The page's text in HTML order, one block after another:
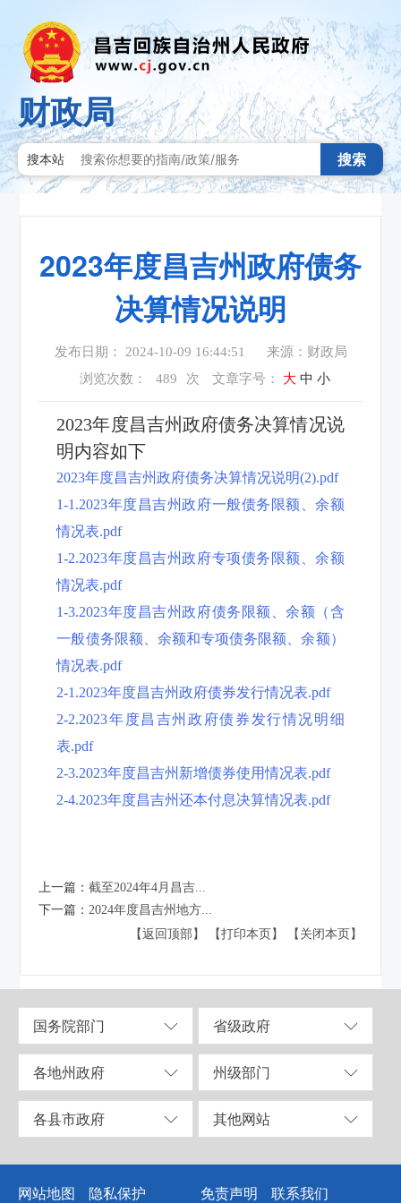
财政局
搜本站 搜索
2023年度昌吉州政府债务
决算情况说明
发布日期： 2024-10-09 16:44:51
来源：财政局
浏览次数：
489 次 文章字号： 大 中 小
2023年度昌吉州政府债务决算情况说
明内容如下
2023年度昌吉州政府债务决算情况说明(2).pdf
1-1.2023年度昌吉州政府一般债务限额、余额
情况表.pdf
1-2.2023年度昌吉州政府专项债务限额、余额
情况表.pdf
1-3.2023年度昌吉州政府债务限额、余额（含
一般债务限额、余额和专项债务限额、余额）
情况表.pdf
2-1.2023年度昌吉州政府债券发行情况表.pdf
2-2.2023年度昌吉州政府债券发行情况明细
表.pdf
2-3.2023年度昌吉州新增债券使用情况表.pdf
2-4.2023年度昌吉州还本付息决算情况表.pdf
上一篇：截至2024年4月昌吉...
下一篇： 2024年度昌吉州地方...
【返回顶部】
【打印本页】 【关闭本页】
国务院部门 省级政府
各地州政府 州级部门
各县市政府 其他网站
网站地图 隐私保护 免责声明 联系我们